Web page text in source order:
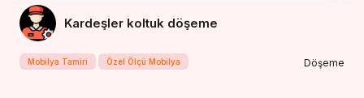
Kardeşler koltuk döşeme
Mobilya Tamiri Özel Ölçü Mobilya Döşeme